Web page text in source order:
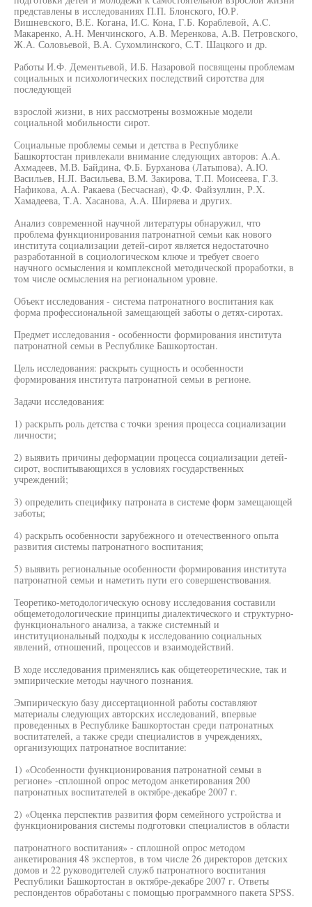
представлены в исследованиях П.П. Блонского, Ю.Р.
Вишневского, В.Е. Когана, И.С. Кона, Г.Б. Кораблевой, A.C.
Макаренко, А.Н. Менчинского, A.B. Меренкова, A.B. Петровского,
Ж.А. Соловьевой, В.А. Сухомлинского, С.Т. Шацкого и др.
Работы И.Ф. Дементьевой, И.Б. Назаровой посвящены проблемам
социальных и психологических последствий сиротства для
последующей
взрослой жизни, в них рассмотрены возможные модели
социальной мобильности сирот.
Социальные проблемы семьи и детства в Республике
Башкортостан привлекали внимание следующих авторов: A.A.
Ахмадеев, М.В. Байдина, Ф.Б. Бурханова (Латыпова), А.Ю.
Васильев, H.JI. Васильева, В.М. Закирова, Т.П. Моисеева, Г.З.
Нафикова, A.A. Ракаева (Бесчасная), Ф.Ф. Файзуллин, Р.Х.
Хамадеева, Т.А. Хасанова, A.A. Ширяева и других.
Анализ современной научной литературы обнаружил, что
проблема функционирования патронатной семьи как нового
института социализации детей-сирот является недостаточно
разработанной в социологическом ключе и требует своего
научного осмысления и комплексной методической проработки, в
том числе осмысления на региональном уровне.
Объект исследования - система патронатного воспитания как
форма профессиональной замещающей заботы о детях-сиротах.
Предмет исследования - особенности формирования института
патронатной семьи в Республике Башкортостан.
Цель исследования: раскрыть сущность и особенности
формирования института патронатной семьи в регионе.
Задачи исследования:
1) раскрыть роль детства с точки зрения процесса социализации
личности;
2) выявить причины деформации процесса социализации детей-
сирот, воспитывающихся в условиях государственных
учреждений;
3) определить специфику патроната в системе форм замещающей
заботы;
4) раскрыть особенности зарубежного и отечественного опыта
развития системы патронатного воспитания;
5) выявить региональные особенности формирования института
патронатной семьи и наметить пути его совершенствования.
Теоретико-методологическую основу исследования составили
общеметодологические принципы диалектического и структурно-
функционального анализа, а также системный и
институциональный подходы к исследованию социальных
явлений, отношений, процессов и взаимодействий.
В ходе исследования применялись как общетеоретические, так и
эмпирические методы научного познания.
Эмпирическую базу диссертационной работы составляют
материалы следующих авторских исследований, впервые
проведенных в Республике Башкортостан среди патронатных
воспитателей, а также среди специалистов в учреждениях,
организующих патронатное воспитание:
1) «Особенности функционирования патронатной семьи в
регионе» -сплошной опрос методом анкетирования 200
патронатных воспитателей в октябре-декабре 2007 г.
2) «Оценка перспектив развития форм семейного устройства и
функционирования системы подготовки специалистов в области
патронатного воспитания» - сплошной опрос методом
анкетирования 48 экспертов, в том числе 26 директоров детских
домов и 22 руководителей служб патронатного воспитания
Республики Башкортостан в октябре-декабре 2007 г. Ответы
респондентов обработаны с помощью программного пакета SPSS.